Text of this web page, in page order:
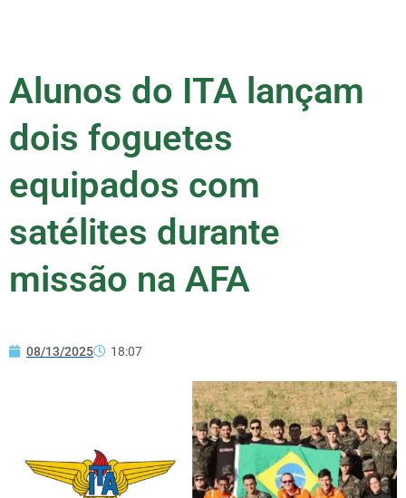
Alunos do ITA lançam
dois foguetes
equipados com
satélites durante
missão na AFA
08/13/2025 18:07